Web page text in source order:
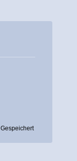
Gespeichert